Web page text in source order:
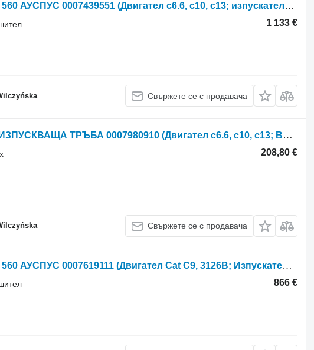
Заглушител Claas Lexion 560 АУСПУС 0007439551 (Двигател c6.6, c10, c13; изпускателна система за зърнокомбайн Claas
1 133 €
Свържете се с продавача
Ауспух Claas Lexion 560 ИЗПУСКВАЩА ТРЪБА 0007980910 (Двигател c6.6, c10, c13; Великобритания за зърнокомбайн Claas Lexion 560
208,80 €
Свържете се с продавача
Заглушител Claas Lexion 560 АУСПУС 0007619111 (Двигател Cat C9, 3126B; Изпускателна система) за зърнокомбайн Claas Lexion 560
866 €